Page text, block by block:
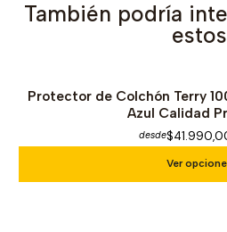
También podría
estos
Protector de Colchón Terry
Azul Calidad
desde
Ver